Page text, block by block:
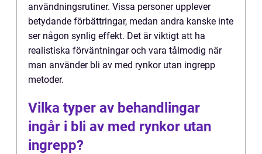
användningsrutiner. Vissa personer upplever
betydande förbättringar, medan andra kanske inte
ser någon synlig effekt. Det är viktigt att ha
realistiska förväntningar och vara tålmodig när
man använder bli av med rynkor utan ingrepp
metoder.
Vilka typer av behandlingar
ingår i bli av med rynkor utan
ingrepp?